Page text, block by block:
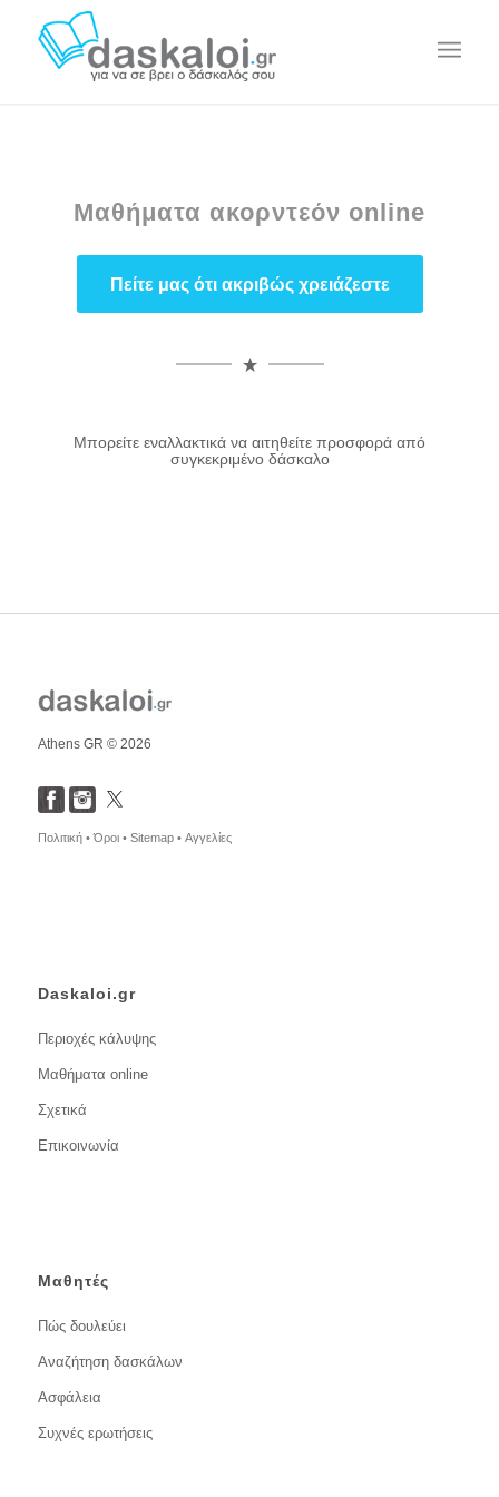
Μαθήματα ακορντεόν online
Πείτε μας ότι ακριβώς χρειάζεστε
Μπορείτε εναλλακτικά να αιτηθείτε προσφορά από
συγκεκριμένο δάσκαλο
Athens GR © 2026
Πολιτική •Όροι • Sitemap • Αγγελίες
Daskaloi.gr
Περιοχές κάλυψης
Μαθήματα online
Σχετικά
Επικοινωνία
Μαθητές
Πώς δουλεύει
Αναζήτηση δασκάλων
Ασφάλεια
Συχνές ερωτήσεις